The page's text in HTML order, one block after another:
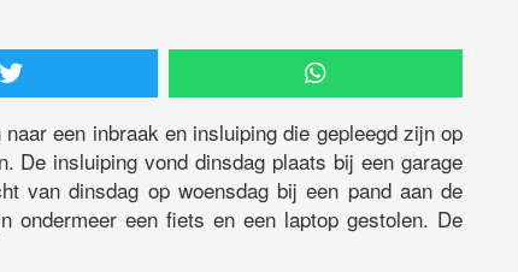
een inbraak en insluiping die gepleegd zijn op
De insluiping vond dinsdag plaats bij een garage
van dinsdag op woensdag bij een pand aan de
ondermeer een fiets en een laptop gestolen. De